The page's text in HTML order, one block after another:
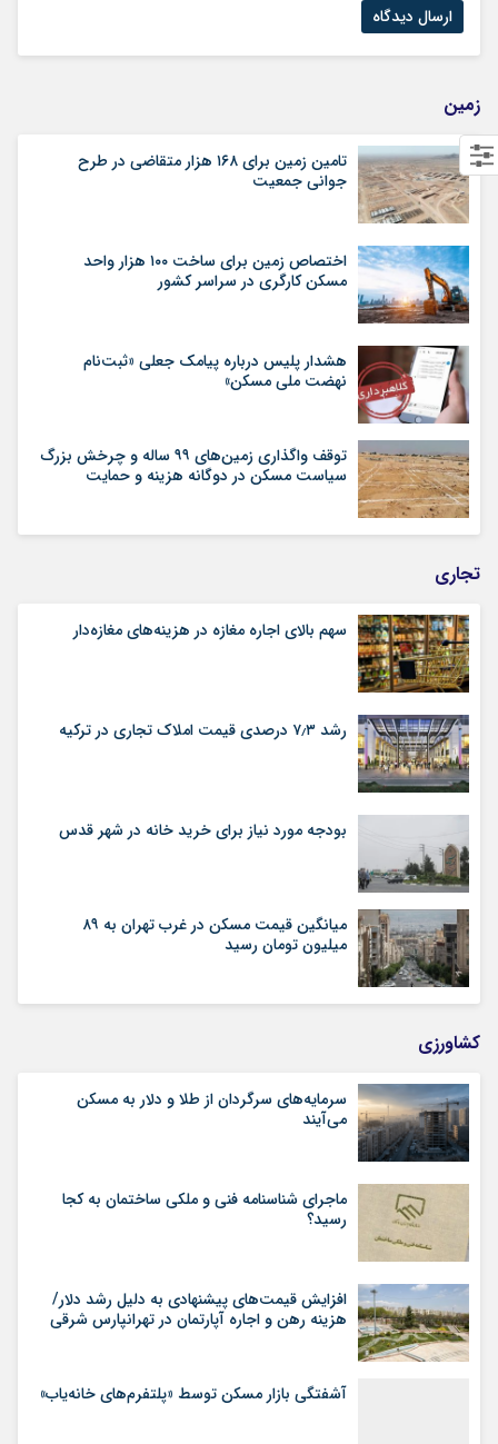
زمین
تامین زمین برای ۱۶۸ هزار متقاضی در طرح
جوانی جمعیت
اختصاص زمین برای ساخت ۱۰۰ هزار واحد
مسکن کارگری در سراسر کشور
هشدار پلیس درباره پیامک جعلی «ثبت‌نام
نهضت ملی مسکن»
توقف واگذاری زمین‌های ۹۹ ساله و چرخش بزرگ
سیاست مسکن در دوگانه هزینه و حمایت
تجاری
سهم بالای اجاره‌‌ مغازه در هزینه‌‌های مغازه‌‌دار
رشد ۷٫۳ درصدی قیمت‌ املاک تجاری در ترکیه
بودجه مورد نیاز برای خرید خانه در شهر قدس
میانگین قیمت مسکن در غرب تهران به ۸۹
میلیون تومان رسید
کشاورزی
سرمایه‌های سرگردان از طلا و دلار به مسکن
می‌آیند
ماجرای شناسنامه‌ فنی و ملکی ساختمان به کجا
رسید؟
افزایش قیمت‌های پیشنهادی به دلیل رشد دلار/
هزینه رهن و اجاره آپارتمان در تهرانپارس شرقی
آشفتگی بازار مسکن توسط «پلتفرم‌های خانه‌یاب»